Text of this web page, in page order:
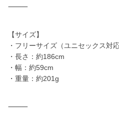
⸻
【サイズ】
・フリーサイズ（ユニセックス対応
・長さ：約186cm
・幅：約59cm
・重量：約201g
⸻